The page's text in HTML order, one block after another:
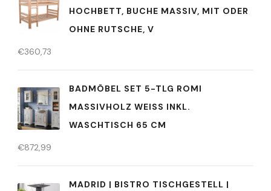
HOCHBETT, BUCHE MASSIV, MIT ODER
OHNE RUTSCHE, V
€360,73
BADMÖBEL SET 5-TLG ROMI
MASSIVHOLZ WEISS INKL.
WASCHTISCH 65 CM
€872,99
MADRID | BISTRO TISCHGESTELL |